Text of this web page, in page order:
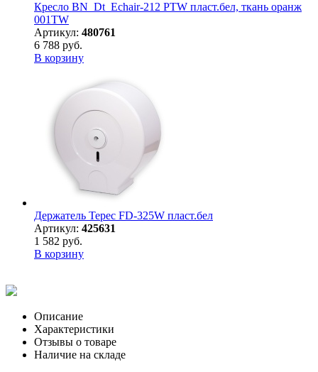
Кресло BN_Dt_Echair-212 PTW пласт.бел, ткань оранж
001TW
Артикул: 480761
6 788 руб.
В корзину
Держатель Терес FD-325W пласт.бел
Артикул: 425631
1 582 руб.
В корзину
Описание
Характеристики
Отзывы о товаре
Наличие на складе